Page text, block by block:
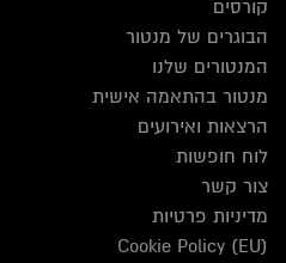
קורסים
הבוגרים של מנטור
המנטורים שלנו
מנטור בהתאמה אישית
הרצאות ואירועים
לוח חופשות
צור קשר
מדיניות פרטיות
Cookie Policy (EU)